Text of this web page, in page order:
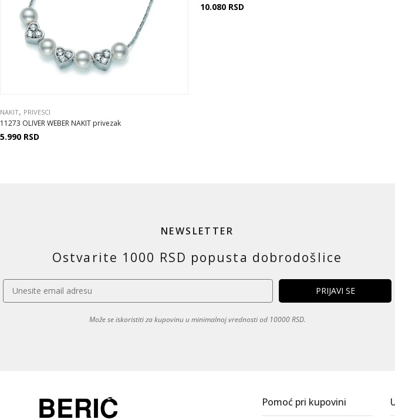
NAKIT, PRIVESCI
11273 OLIVER WEBER NAKIT privezak
5.990 RSD
10.080 RSD
NEWSLETTER
Ostvarite 1000 RSD popusta dobrodošlice
Može se iskoristiti za kupovinu u minimalnoj vrednosti od 10000 RSD.
Pomoć pri kupovini